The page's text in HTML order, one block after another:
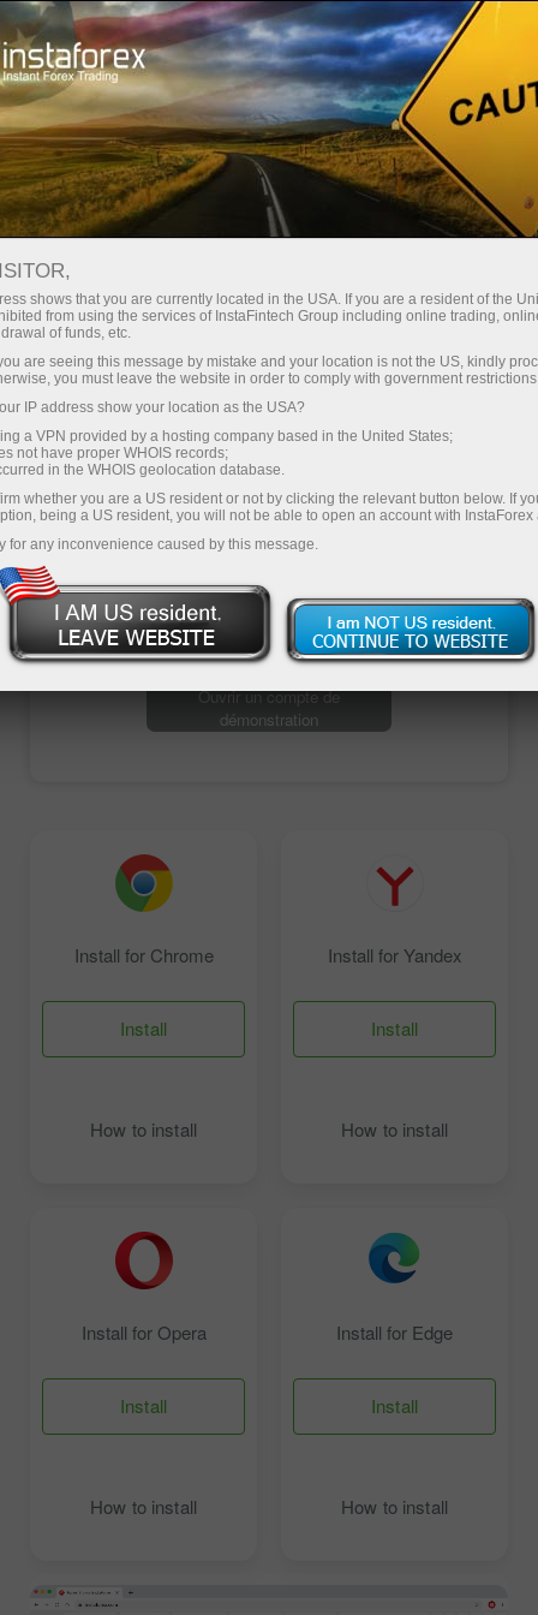
InstaForex Toolbar for
Browsers
Experts have developed an accessible toolbar.
It offers point-and-click access to the sections of
the InstaForex official website, company’s news
RSS feed, real time market quotes and
InstaForex pages in the social networking
websites.
Ouvrir un compte de trading
Ouvrir un compte de
démonstration
Install for Chrome
Install
How to install
Install for Yandex
Install
How to install
Install for Opera
Install
How to install
Install for Edge
Install
How to install
shows that you are currently located in the USA. If you are a resident of the
from using the services of InstaFintech Group including online trading,
of funds, etc.
are seeing this message by mistake and your location is not the US, kindly
you must leave the website in order to comply with government
IP address show your location as the USA?
a VPN provided by a hosting company based in the United States;
not have proper WHOIS records;
in the WHOIS geolocation database.
whether you are a US resident or not by clicking the relevant button below. If
being a US resident, you will not be able to open an account with InstaForex
for any inconvenience caused by this message.